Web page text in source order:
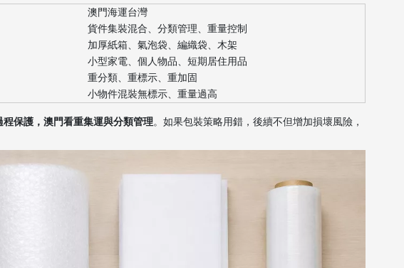
澳門海運台灣
貨件集裝混合、分類管理、重量控制
加厚紙箱、氣泡袋、編織袋、木架
小型家電、個人物品、短期居住用品
重分類、重標示、重加固
小物件混裝無標示、重量過高
程保護，澳門看重集運與分類管理。如果包裝策略用錯，後續不但增加損壞風險，